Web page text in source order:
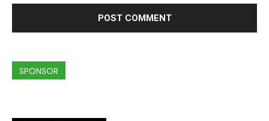
SPONSOR